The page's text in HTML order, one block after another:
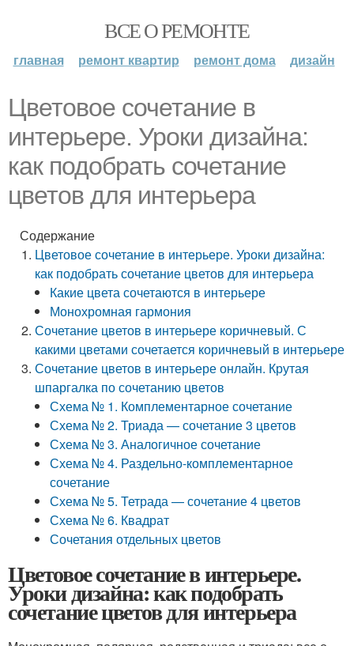
ВСЕ О РЕМОНТЕ
главная ремонт квартир ремонт дома дизайн
Цветовое сочетание в
интерьере. Уроки дизайна:
как подобрать сочетание
цветов для интерьера
Содержание
Цветовое сочетание в интерьере. Уроки дизайна:
как подобрать сочетание цветов для интерьера
Какие цвета сочетаются в интерьере
Монохромная гармония
Сочетание цветов в интерьере коричневый. С
какими цветами сочетается коричневый в интерьере
Сочетание цветов в интерьере онлайн. Крутая
шпаргалка по сочетанию цветов
Схема № 1. Комплементарное сочетание
Схема № 2. Триада — сочетание 3 цветов
Схема № 3. Аналогичное сочетание
Схема № 4. Раздельно-комплементарное
сочетание
Схема № 5. Тетрада — сочетание 4 цветов
Схема № 6. Квадрат
Сочетания отдельных цветов
Цветовое сочетание в интерьере.
Уроки дизайна: как подобрать
сочетание цветов для интерьера